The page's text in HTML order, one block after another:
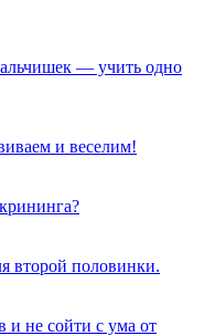
— учить одно
и веселим!
второй половинки.
и не сойти с ума от